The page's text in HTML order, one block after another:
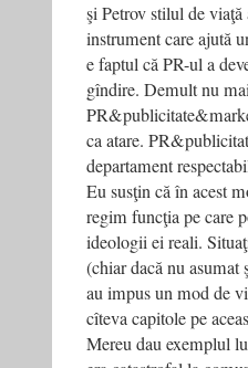
şi Petrov stilul de
instrument care ajută
e faptul că PR-ul a
gîndire. Demult nu
ca atare.
departament
Eu susţin că în acest
regim funcţia pe care
ideologii ei reali.
(chiar dacă nu
au impus un mod de
cîteva capitole pe
Mereu dau exemplul